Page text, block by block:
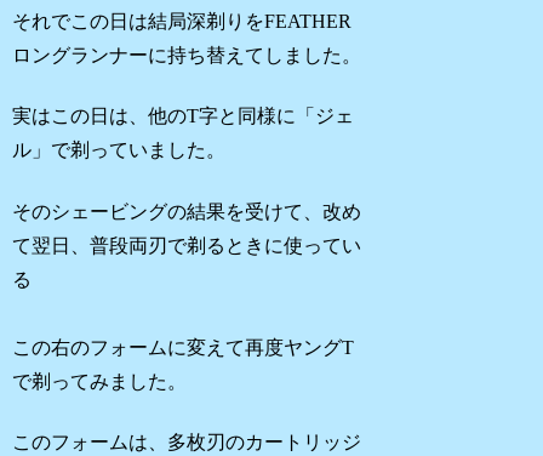
それでこの日は結局深剃りをFEATHER
ロングランナーに持ち替えてしました。
実はこの日は、他のT字と同様に「ジェ
ル」で剃っていました。
そのシェービングの結果を受けて、改め
て翌日、普段両刃で剃るときに使ってい
る
この右のフォームに変えて再度ヤングT
で剃ってみました。
このフォームは、多枚刃のカートリッジ